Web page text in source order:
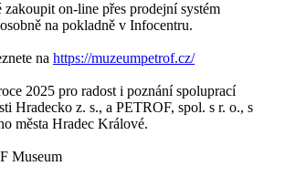
on-line přes prodejní systém
na pokladně v Infocentru.
na https://muzeumpetrof.cz/
2025 pro radost i poznání spoluprací
Hradecko z. s., a PETROF, spol. s r. o., s
města Hradec Králové.